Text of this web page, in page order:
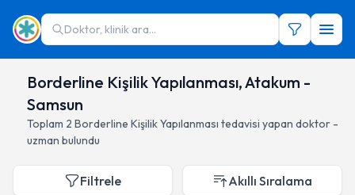
Doktor, klinik ara...
Borderline Kişilik Yapılanması, Atakum -
Samsun
Toplam 2 Borderline Kişilik Yapılanması tedavisi yapan doktor -
uzman bulundu
Filtrele Akıllı Sıralama